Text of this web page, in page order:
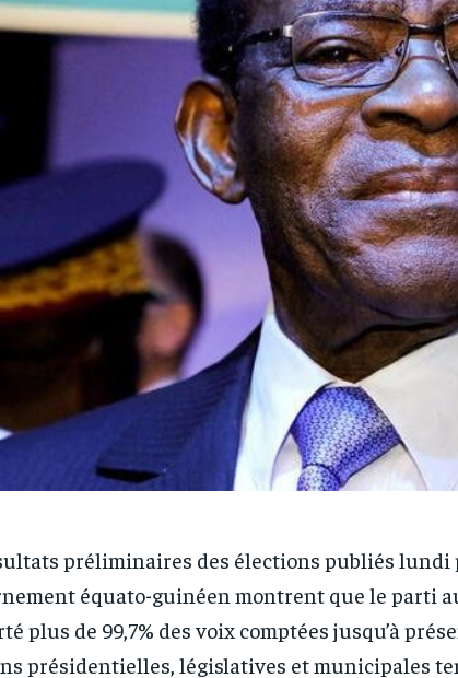
préliminaires des élections publiés lundi
équato-guinéen montrent que le parti
plus de 99,7% des voix comptées jusqu’à
présidentielles, législatives et municipales